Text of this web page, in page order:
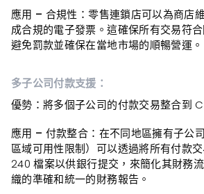
應用 – 合規性：零售連鎖店可以為商店
成合規的電子發票。這確保所有交易符
避免罰款並確保在當地市場的順暢營運。
多子公司付款支援：
優勢 ：將多個子公司的付款交易整合到
應用 – 付款整合： 在不同地區擁有子公
區域可用性限制）可以透過將所有付款
240 檔案以供銀行提交，來簡化其財務
織的準確和統一的財務報告。